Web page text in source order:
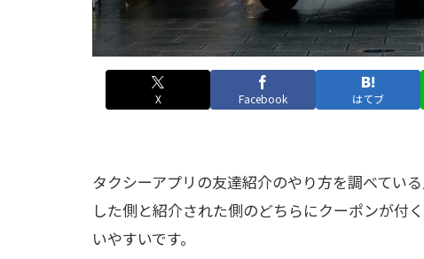
X Facebook はてブ
タクシーアプリの友達紹介のやり方を調べてい
した側と紹介された側のどちらにクーポンが付
いやすいです。